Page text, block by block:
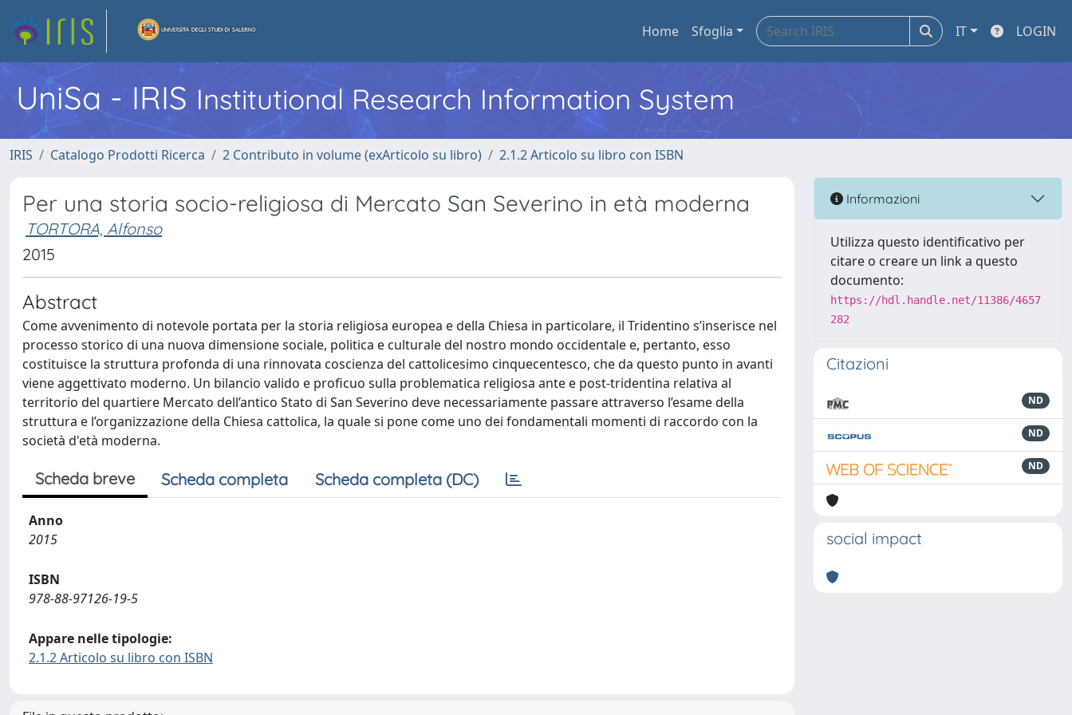
Home Sfoglia IT LOGIN
UniSa - IRIS Institutional Research Information System
IRIS Catalogo Prodotti Ricerca 2 Contributo in volume (exArticolo su libro) 2.1.2 Articolo su libro con ISBN
Per una storia socio-religiosa di Mercato San Severino in età moderna
TORTORA, Alfonso
2015
Abstract
Come avvenimento di notevole portata per la storia religiosa europea e della Chiesa in particolare, il Tridentino s’inserisce nel
processo storico di una nuova dimensione sociale, politica e culturale del nostro mondo occidentale e, pertanto, esso
costituisce la struttura profonda di una rinnovata coscienza del cattolicesimo cinquecentesco, che da questo punto in avanti
viene aggettivato moderno. Un bilancio valido e proficuo sulla problematica religiosa ante e post-tridentina relativa al
territorio del quartiere Mercato dell’antico Stato di San Severino deve necessariamente passare attraverso l’esame della
struttura e l’organizzazione della Chiesa cattolica, la quale si pone come uno dei fondamentali momenti di raccordo con la
società d'età moderna.
Scheda breve Scheda completa Scheda completa (DC)
Anno
2015
ISBN
978-88-97126-19-5
Appare nelle tipologie:
2.1.2 Articolo su libro con ISBN
Informazioni
Utilizza questo identificativo per
citare o creare un link a questo
documento:
https://hdl.handle.net/11386/4657
282
Citazioni
ND
ND
ND
social impact